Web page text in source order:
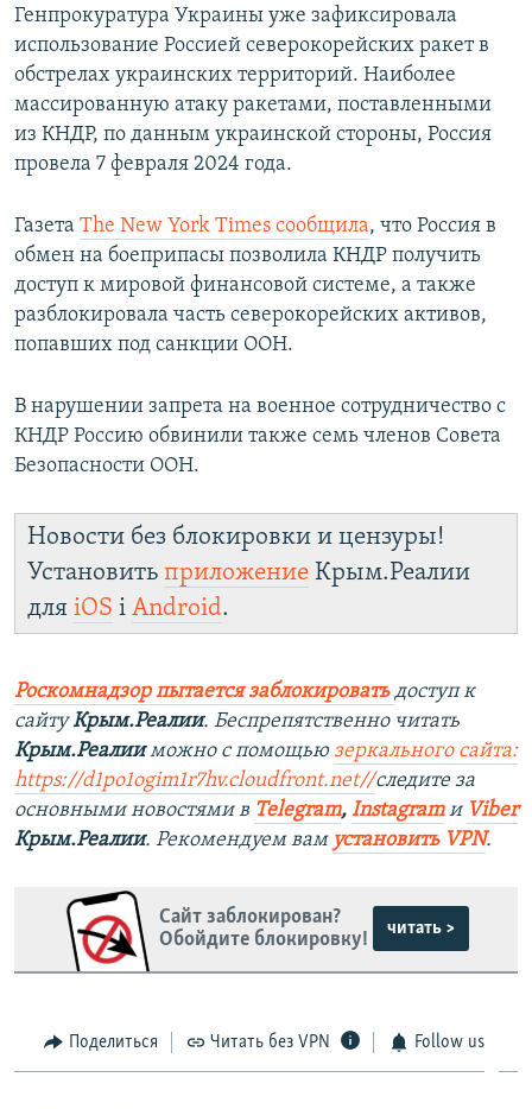
Генпрокуратура Украины уже зафиксировала
использование Россией северокорейских ракет в
обстрелах украинских территорий. Наиболее
массированную атаку ракетами, поставленными
из КНДР, по данным украинской стороны, Россия
провела 7 февраля 2024 года.
Газета The New York Times сообщила, что Россия в
обмен на боеприпасы позволила КНДР получить
доступ к мировой финансовой системе, а также
разблокировала часть северокорейских активов,
попавших под санкции ООН.
В нарушении запрета на военное сотрудничество с
КНДР Россию обвинили также семь членов Совета
Безопасности ООН.
Новости без блокировки и цензуры!
Установить приложение Крым.Реалии
для iOS і Android.
Роскомнадзор пытается заблокировать доступ к
сайтуКрым.Реалии. Беспрепятственно читать
Крым.Реалииможно с помощью зеркального сайта:
https://d1po1ogim1r7hv.cloudfront.net//следите за
основными новостями в Telegram, Instagramи Viber
Крым.Реалии. Рекомендуем вам установить VPN.
Сайт заблокирован?
Обойдите блокировку!
читать >
Поделиться Читать без VPN Follow us